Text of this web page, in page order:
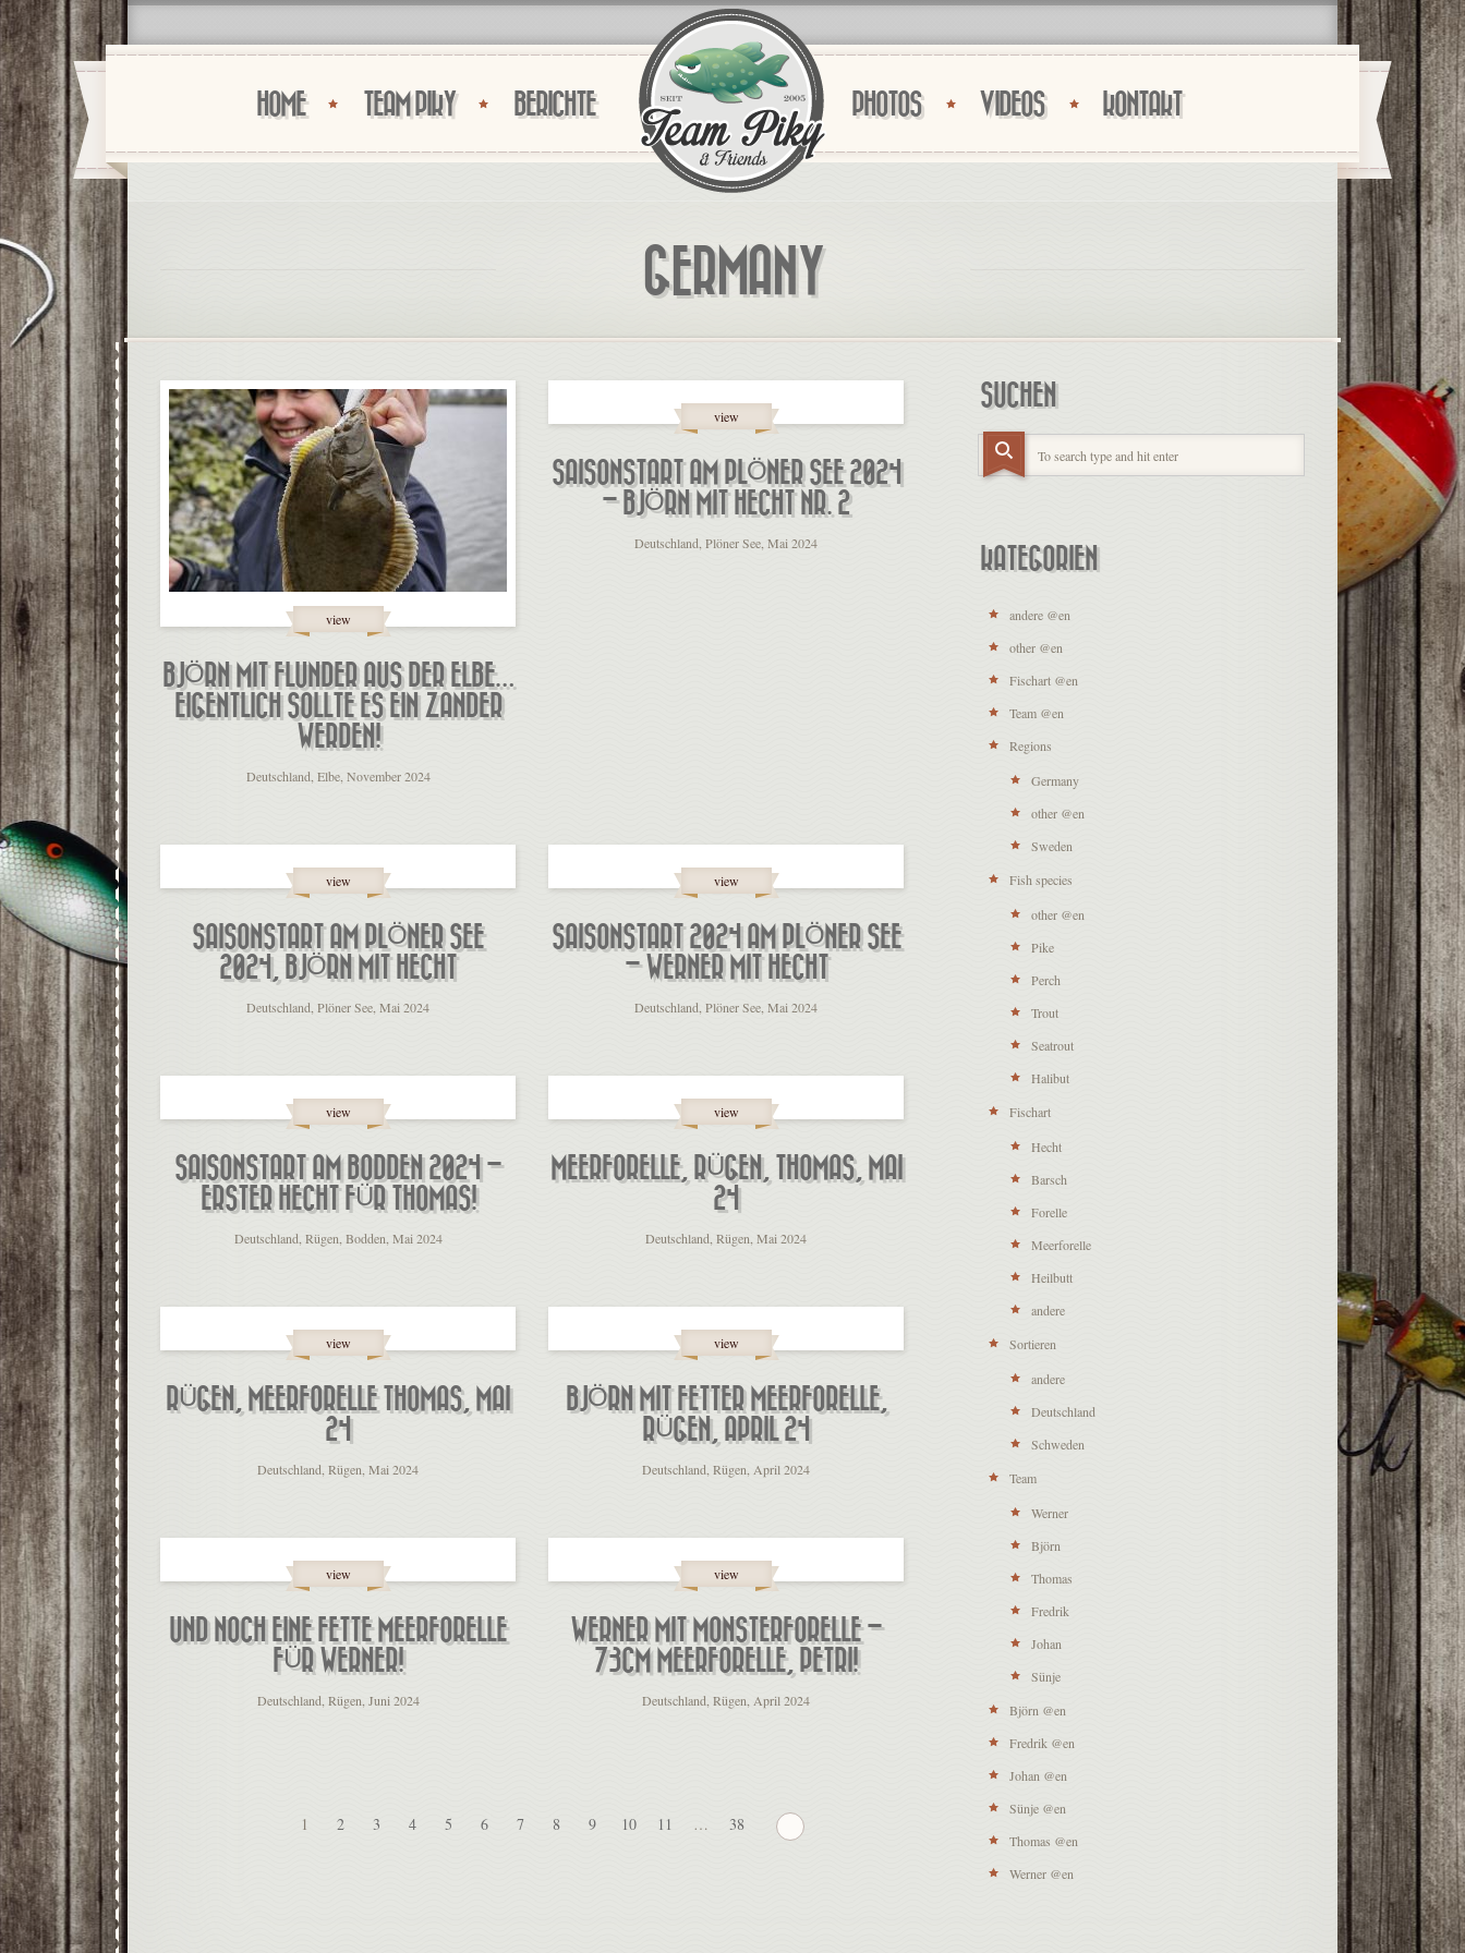
HOME TEAM PIKY BERICHTE PHOTOS VIDEOS KONTAKT
GERMANY
view
BJÖRN MIT FLUNDER AUS DER ELBE…
EIGENTLICH SOLLTE ES EIN ZANDER
WERDEN!
Deutschland, Elbe, November 2024
view
SAISONSTART AM PLÖNER SEE 2024
– BJÖRN MIT HECHT NR. 2
Deutschland, Plöner See, Mai 2024
view
SAISONSTART AM PLÖNER SEE
2024, BJÖRN MIT HECHT
Deutschland, Plöner See, Mai 2024
view
SAISONSTART 2024 AM PLÖNER SEE
– WERNER MIT HECHT
Deutschland, Plöner See, Mai 2024
view
SAISONSTART AM BODDEN 2024 –
ERSTER HECHT FÜR THOMAS!
Deutschland, Rügen, Bodden, Mai 2024
view
MEERFORELLE, RÜGEN, THOMAS, MAI
24
Deutschland, Rügen, Mai 2024
view
RÜGEN, MEERFORELLE THOMAS, MAI
24
Deutschland, Rügen, Mai 2024
view
BJÖRN MIT FETTER MEERFORELLE,
RÜGEN, APRIL 24
Deutschland, Rügen, April 2024
view
UND NOCH EINE FETTE MEERFORELLE
FÜR WERNER!
Deutschland, Rügen, Juni 2024
view
WERNER MIT MONSTERFORELLE –
73CM MEERFORELLE, PETRI!
Deutschland, Rügen, April 2024
1 2 3 4 5 6 7 8 9 10 11 … 38
SUCHEN
KATEGORIEN
andere @en
other @en
Fischart @en
Team @en
Regions
Germany
other @en
Sweden
Fish species
other @en
Pike
Perch
Trout
Seatrout
Halibut
Fischart
Hecht
Barsch
Forelle
Meerforelle
Heilbutt
andere
Sortieren
andere
Deutschland
Schweden
Team
Werner
Björn
Thomas
Fredrik
Johan
Sünje
Björn @en
Fredrik @en
Johan @en
Sünje @en
Thomas @en
Werner @en